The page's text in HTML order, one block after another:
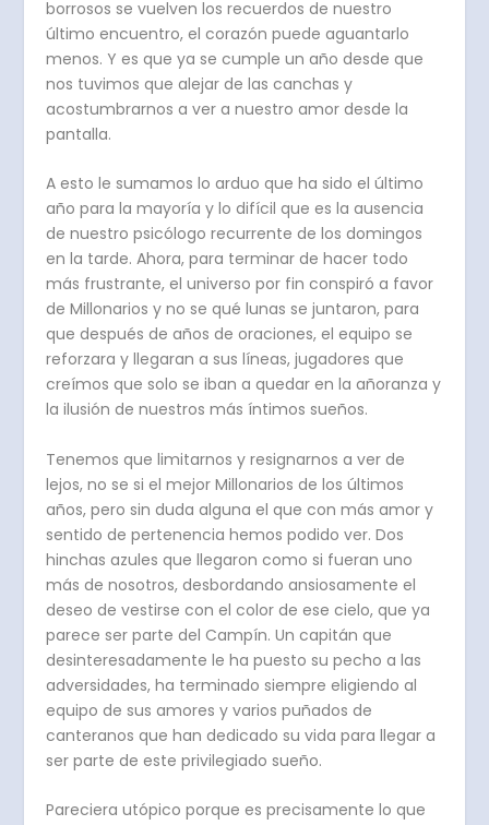
borrosos se vuelven los recuerdos de nuestro
último encuentro, el corazón puede aguantarlo
menos. Y es que ya se cumple un año desde que
nos tuvimos que alejar de las canchas y
acostumbrarnos a ver a nuestro amor desde la
pantalla.
A esto le sumamos lo arduo que ha sido el último
año para la mayoría y lo difícil que es la ausencia
de nuestro psicólogo recurrente de los domingos
en la tarde. Ahora, para terminar de hacer todo
más frustrante, el universo por fin conspiró a favor
de Millonarios y no se qué lunas se juntaron, para
que después de años de oraciones, el equipo se
reforzara y llegaran a sus líneas, jugadores que
creímos que solo se iban a quedar en la añoranza y
la ilusión de nuestros más íntimos sueños.
Tenemos que limitarnos y resignarnos a ver de
lejos, no se si el mejor Millonarios de los últimos
años, pero sin duda alguna el que con más amor y
sentido de pertenencia hemos podido ver. Dos
hinchas azules que llegaron como si fueran uno
más de nosotros, desbordando ansiosamente el
deseo de vestirse con el color de ese cielo, que ya
parece ser parte del Campín. Un capitán que
desinteresadamente le ha puesto su pecho a las
adversidades, ha terminado siempre eligiendo al
equipo de sus amores y varios puñados de
canteranos que han dedicado su vida para llegar a
ser parte de este privilegiado sueño.
Pareciera utópico porque es precisamente lo que